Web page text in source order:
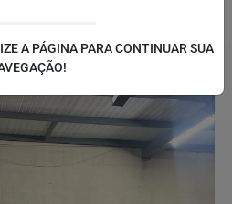
A PÁGINA PARA CONTINUAR SUA